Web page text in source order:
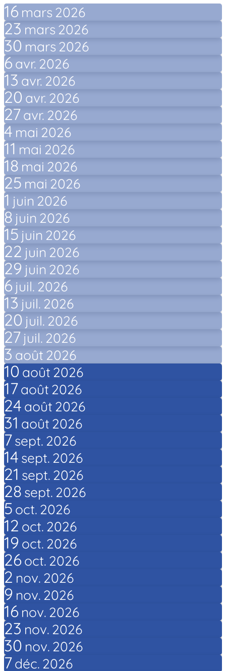
16 mars 2026
23 mars2026
30 mars2026
6avr. 2026
13 avr. 2026
20 avr. 2026
27avr. 2026
4 mai 2026
11 mai 2026
18 mai 2026
25 mai 2026
1 juin 2026
8 juin 2026
15 juin 2026
22 juin 2026
29 juin 2026
6 juil. 2026
13 juil. 2026
20 juil. 2026
27 juil. 2026
3 août 2026
10 août 2026
17août 2026
24 août 2026
31 août 2026
7sept. 2026
14 sept. 2026
21 sept. 2026
28 sept. 2026
5 oct. 2026
12 oct. 2026
19 oct. 2026
26 oct. 2026
2 nov. 2026
9 nov. 2026
16 nov. 2026
23 nov. 2026
30 nov. 2026
7déc. 2026